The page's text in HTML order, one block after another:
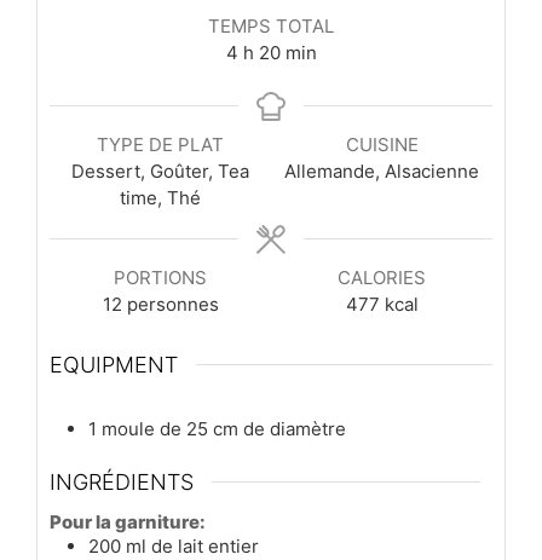
TEMPS TOTAL
4heures
h 20minutes
min
TYPE DE PLAT
Dessert, Goûter, Tea
time, Thé
CUISINE
Allemande, Alsacienne
PORTIONS
12 personnes
CALORIES
477 kcal
EQUIPMENT
1 moule de 25 cm de diamètre
INGRÉDIENTS
Pour la garniture:
200 ml de lait entier